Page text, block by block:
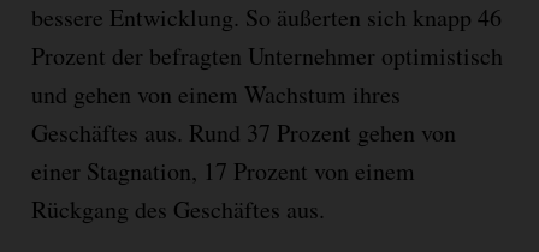
bessere Entwicklung. So äußerten sich knapp 46
Prozent der befragten Unternehmer optimistisch
und gehen von einem Wachstum ihres
Geschäftes aus. Rund 37 Prozent gehen von
einer Stagnation, 17 Prozent von einem
Rückgang des Geschäftes aus.